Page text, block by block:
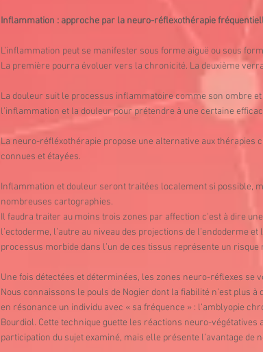
Inflammation : approche par la neuro-réflexothérapie
L’inflammation peut se manifester sous forme aiguë ou sous
La première pourra évoluer vers la chronicité. La deuxième
La douleur suit le processus inflammatoire comme son ombre
l’inflammation et la douleur pour prétendre à une certaine
La neuro-réfléxothérapie propose une alternative aux thérapies
connues et étayées.
Inflammation et douleur seront traitées localement si possible,
nombreuses cartographies.
Il faudra traiter au moins trois zones par affection c'est à dire
l’ectoderme, l’autre au niveau des projections de l’endoderme
processus morbide dans l’un de ces tissus représente un
Une fois détectées et déterminées, les zones neuro-réflexes se
Nous connaissons le pouls de Nogier dont la fiabilité n’est plus
en résonance un individu avec « sa fréquence » : l’amblyopie
Bourdiol. Cette technique guette les réactions neuro-
participation du sujet examiné, mais elle présente l’avantage de